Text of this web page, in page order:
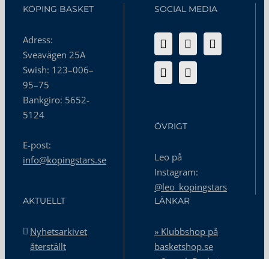
KÖPING BASKET
Adress:
Sveavägen 25A
Swish: 123–006–
95–75
Bankgiro: 5652-
5124
E-post:
info@kopingstars.se
SOCIAL MEDIA
ÖVRIGT
Leo på
Instagram:
@leo_kopingstars
AKTUELLT
Nyhetsarkivet
återställt
LÄNKAR
» Klubbshop på
basketshop.se